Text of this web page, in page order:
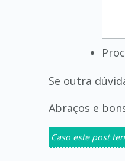
Se outra
Abraços e
Caso este post